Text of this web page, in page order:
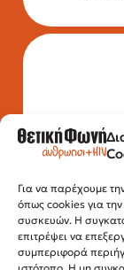
Για να παρέχουμε
όπως cookies για
συσκευών. Η
επιτρέψει να
συμπεριφορά